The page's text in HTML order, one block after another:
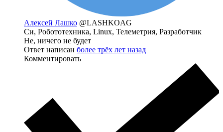
Алексей Лашко @LASHKOAG
Си, Робототехника, Linux, Телеметрия, Разработчик
Не, ничего не будет
Ответ написан более трёх лет назад
Комментировать